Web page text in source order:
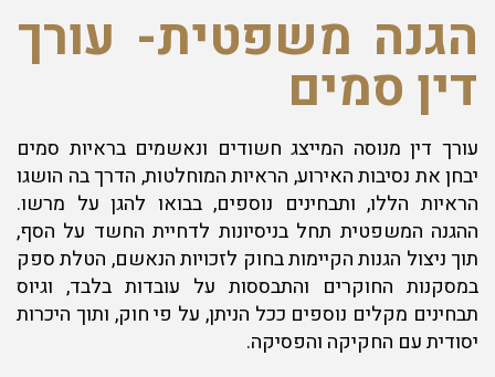
הגנה משפטית- עורך
דין סמים
עורך דין מנוסה המייצג חשודים ונאשמים בראיות סמים
יבחן את נסיבות האירוע, הראיות המוחלטות, הדרך בה הושגו
הראיות הללו, ותבחינים נוספים, בבואו להגן על מרשו.
ההגנה המשפטית תחל בניסיונות לדחיית החשד על הסף,
תוך ניצול הגנות הקיימות בחוק לזכויות הנאשם, הטלת ספק
במסקנות החוקרים והתבססות על עובדות בלבד, וגיוס
תבחינים מקלים נוספים ככל הניתן, על פי חוק, ותוך היכרות
יסודית עם החקיקה והפסיקה.